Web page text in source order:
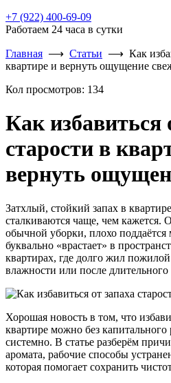
+7 (922) 400-69-09
Работаем 24 часа в сутки
Главная ⟶ Статьи ⟶ Как
квартире и вернуть ощущение
Кол просмотров: 134
Как избавиться
старости в
вернуть
Затхлый, стойкий запах в
сталкиваются чаще, чем кажется.
обычной уборки, плохо
буквально «врастает» в
квартирах, где долго жил
влажности или после
Хорошая новость в том, что
квартире можно без капитального
системно. В статье разберём
аромата, рабочие способы
которая помогает сохранить